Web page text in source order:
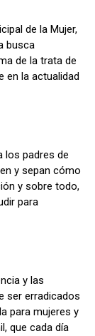
de la Mujer,
busca
de la trata de
en la actualidad
los padres de
y sepan cómo
y sobre todo,
para
y las
ser erradicados
para mujeres y
que cada día